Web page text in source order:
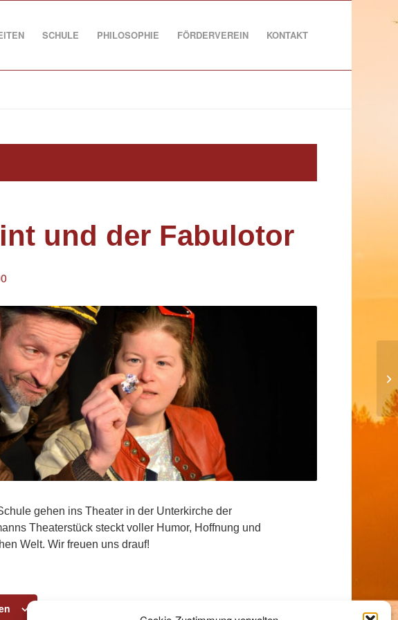
SCHULE PHILOSOPHIE FÖRDERVEREIN KONTAKT
und der Fabulotor
gehen ins Theater in der Unterkirche der
Theaterstück steckt voller Humor, Hoffnung und
Welt. Wir freuen uns drauf!